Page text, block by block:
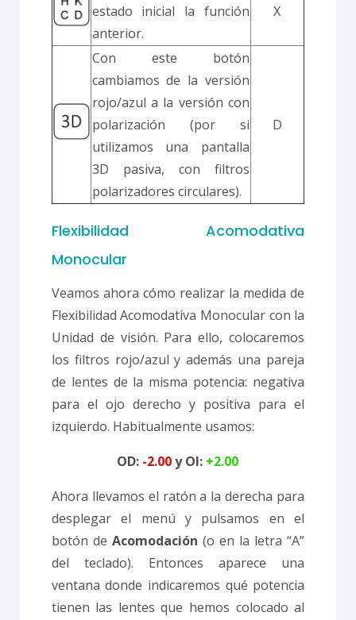
estado inicial la función
anterior.
X
Con este botón
cambiamos de la versión
rojo/azul a la versión con
polarización (por si
utilizamos una pantalla
3D pasiva, con filtros
polarizadores circulares).
D
Flexibilidad Acomodativa
Monocular
Veamos ahora cómo realizar la medida de
Flexibilidad Acomodativa Monocular con la
Unidad de visión. Para ello, colocaremos
los filtros rojo/azul y además una pareja
de lentes de la misma potencia: negativa
para el ojo derecho y positiva para el
izquierdo. Habitualmente usamos:
OD: -2.00y OI: +2.00
Ahora llevamos el ratón a la derecha para
desplegar el menú y pulsamos en el
botón de Acomodación (o en la letra “A”
del teclado). Entonces aparece una
ventana donde indicaremos qué potencia
tienen las lentes que hemos colocado al